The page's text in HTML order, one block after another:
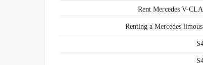
Rent Mercedes V-
Renting a Mercedes